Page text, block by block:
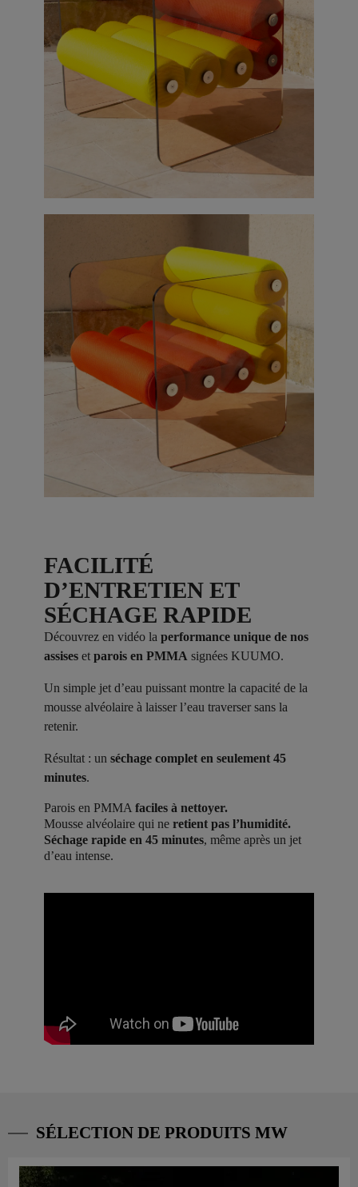
FACILITÉ
D’ENTRETIEN ET
SÉCHAGE RAPIDE
Découvrez en vidéo la performance unique de nos
assises et parois en PMMA signées KUUMO.
Un simple jet d’eau puissant montre la capacité de la
mousse alvéolaire à laisser l’eau traverser sans la
retenir.
Résultat : un séchage complet en seulement 45
minutes.
Parois en PMMA faciles à nettoyer.
Mousse alvéolaire qui ne retient pas l’humidité.
Séchage rapide en 45 minutes, même après un jet
d’eau intense.
SÉLECTION DE PRODUITS MW